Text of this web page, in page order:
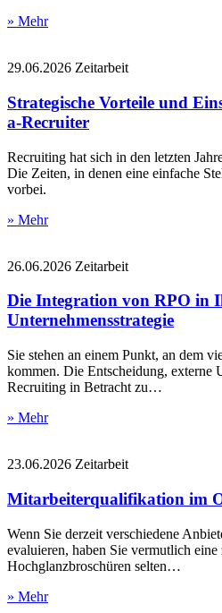
» Mehr
29.06.2026 Zeitarbeit
Strategische Vorteile und
a-Recruiter
Recruiting hat sich in den letzten
Die Zeiten, in denen eine einfache
vorbei.
» Mehr
26.06.2026 Zeitarbeit
Die Integration von RPO in
Unternehmensstrategie
Sie stehen an einem Punkt, an dem
kommen. Die Entscheidung, externe
Recruiting in Betracht zu…
» Mehr
23.06.2026 Zeitarbeit
Mitarbeiterqualifikation im
Wenn Sie derzeit verschiedene
evaluieren, haben Sie vermutlich eine
Hochglanzbroschüren selten…
» Mehr